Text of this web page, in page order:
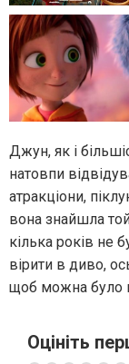
Джун, як і
натовпи
атракціони,
вона знайшла
кілька років не
вірити в диво,
щоб можна було
Оцініть